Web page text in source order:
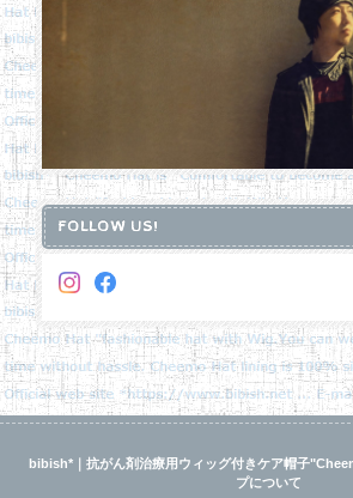
FOLLOW US!
bibish*｜抗がん剤治療用ウィッグ付きケア帽子
プについて